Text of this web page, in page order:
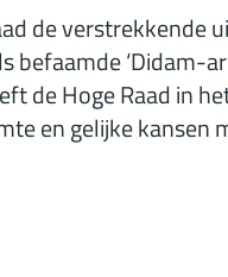
de verstrekkende
‘Didam-
de Hoge Raad in
en gelijke kansen